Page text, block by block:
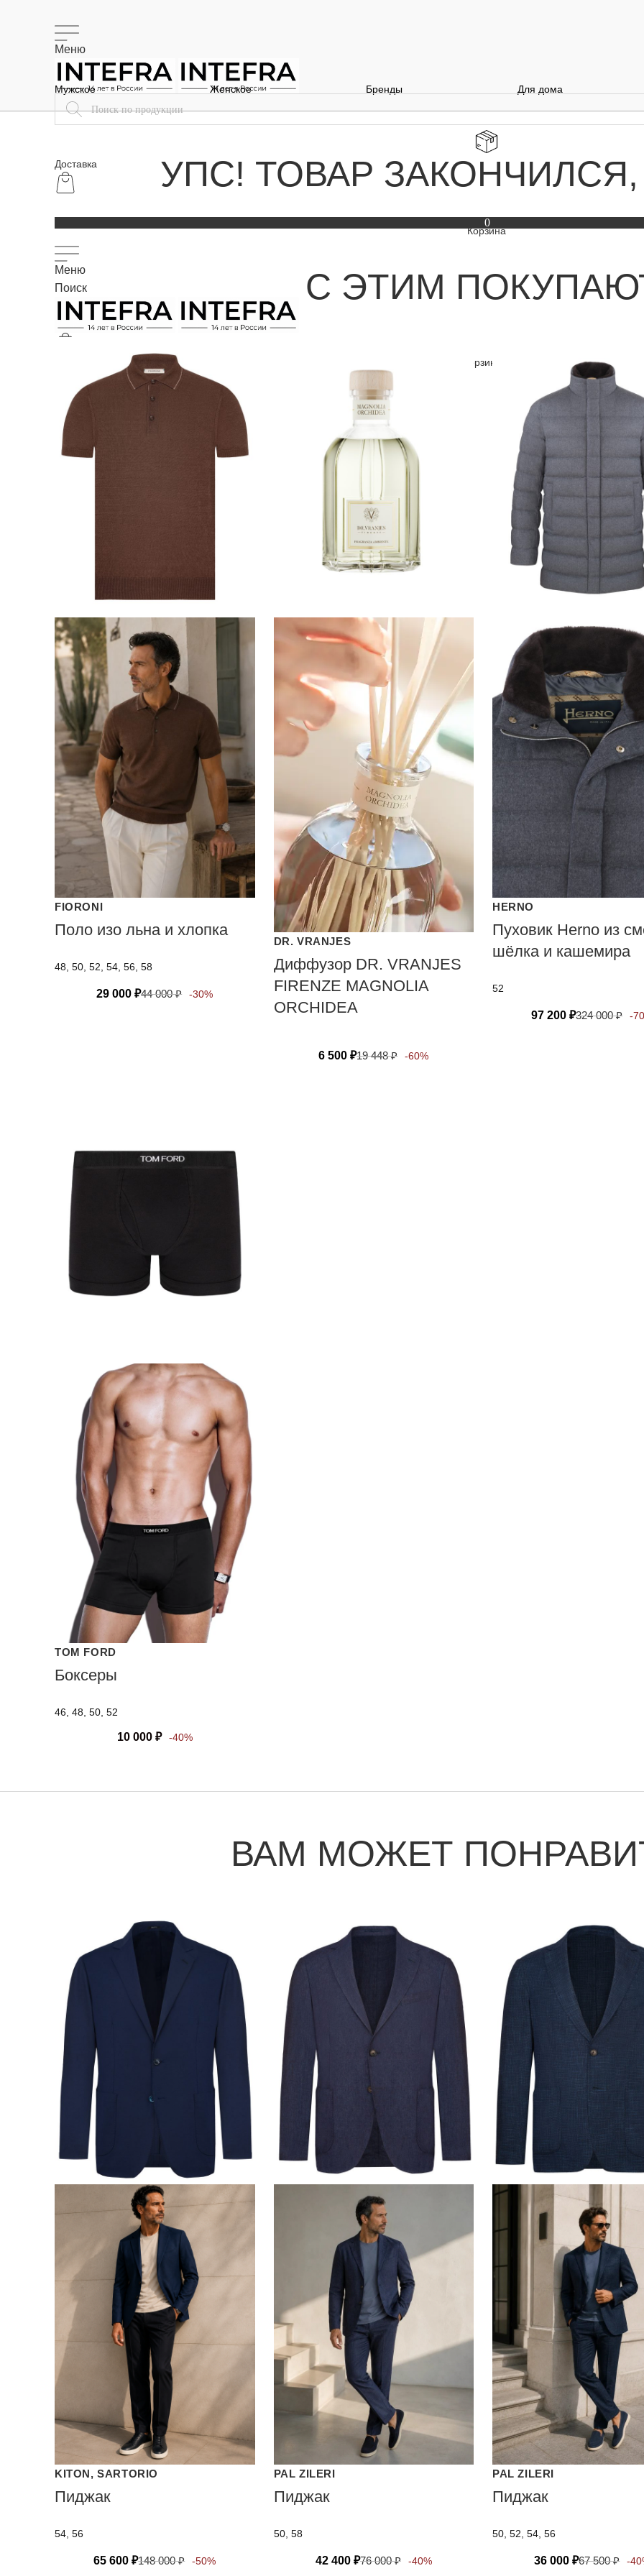
Меню
Доставка
0
Меню
Поиск
Мужское Женское Бренды Для дома
УПС! ТОВАР
С ЭТИМ
FIORONI
Поло изо льна и хлопка
48, 50, 52, 54, 56, 58
29 000₽44 000₽ -30%
DR. VRANJES
Диффузор DR. VRANJES
FIRENZE MAGNOLIA
ORCHIDEA
6 500₽19 448₽ -60%
HERNO
Пуховик Herno из
шёлка и кашемира
52
97 200₽324 000₽ -
TOM FORD
Боксеры
46, 48, 50, 52
10 000 ₽ -40%
ВАМ МОЖЕТ
KITON, SARTORIO
Пиджак
54, 56
65 600₽148 000₽ -50%
PAL ZILERI
Пиджак
50, 58
42 400 ₽76 000₽ -40%
PAL ZILERI
Пиджак
50, 52, 54, 56
36 000₽67 500₽ -